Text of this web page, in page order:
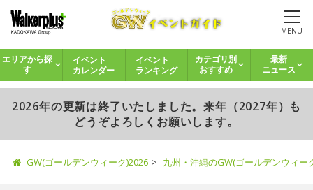
MENU
エリアから探
す
イベント
カレンダー
イベント
ランキング
カテゴリ別
おすすめ
最新
ニュース
2026年の更新は終了いたしました。来年（2027年）も
どうぞよろしくお願いします。
GW(ゴールデンウィーク)2026 九州・沖縄のGW(ゴールデンウィ